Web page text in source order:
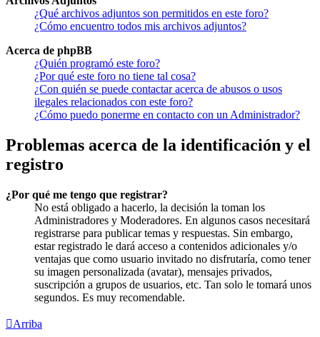
¿Qué archivos adjuntos son permitidos en este foro?
¿Cómo encuentro todos mis archivos adjuntos?
Acerca de phpBB
¿Quién programó este foro?
¿Por qué este foro no tiene tal cosa?
¿Con quién se puede contactar acerca de abusos o usos
ilegales relacionados con este foro?
¿Cómo puedo ponerme en contacto con un Administrador?
Problemas acerca de la identificación y el
registro
¿Por qué me tengo que registrar?
No está obligado a hacerlo, la decisión la toman los
Administradores y Moderadores. En algunos casos necesitará
registrarse para publicar temas y respuestas. Sin embargo,
estar registrado le dará acceso a contenidos adicionales y/o
ventajas que como usuario invitado no disfrutaría, como tener
su imagen personalizada (avatar), mensajes privados,
suscripción a grupos de usuarios, etc. Tan solo le tomará unos
segundos. Es muy recomendable.
Arriba